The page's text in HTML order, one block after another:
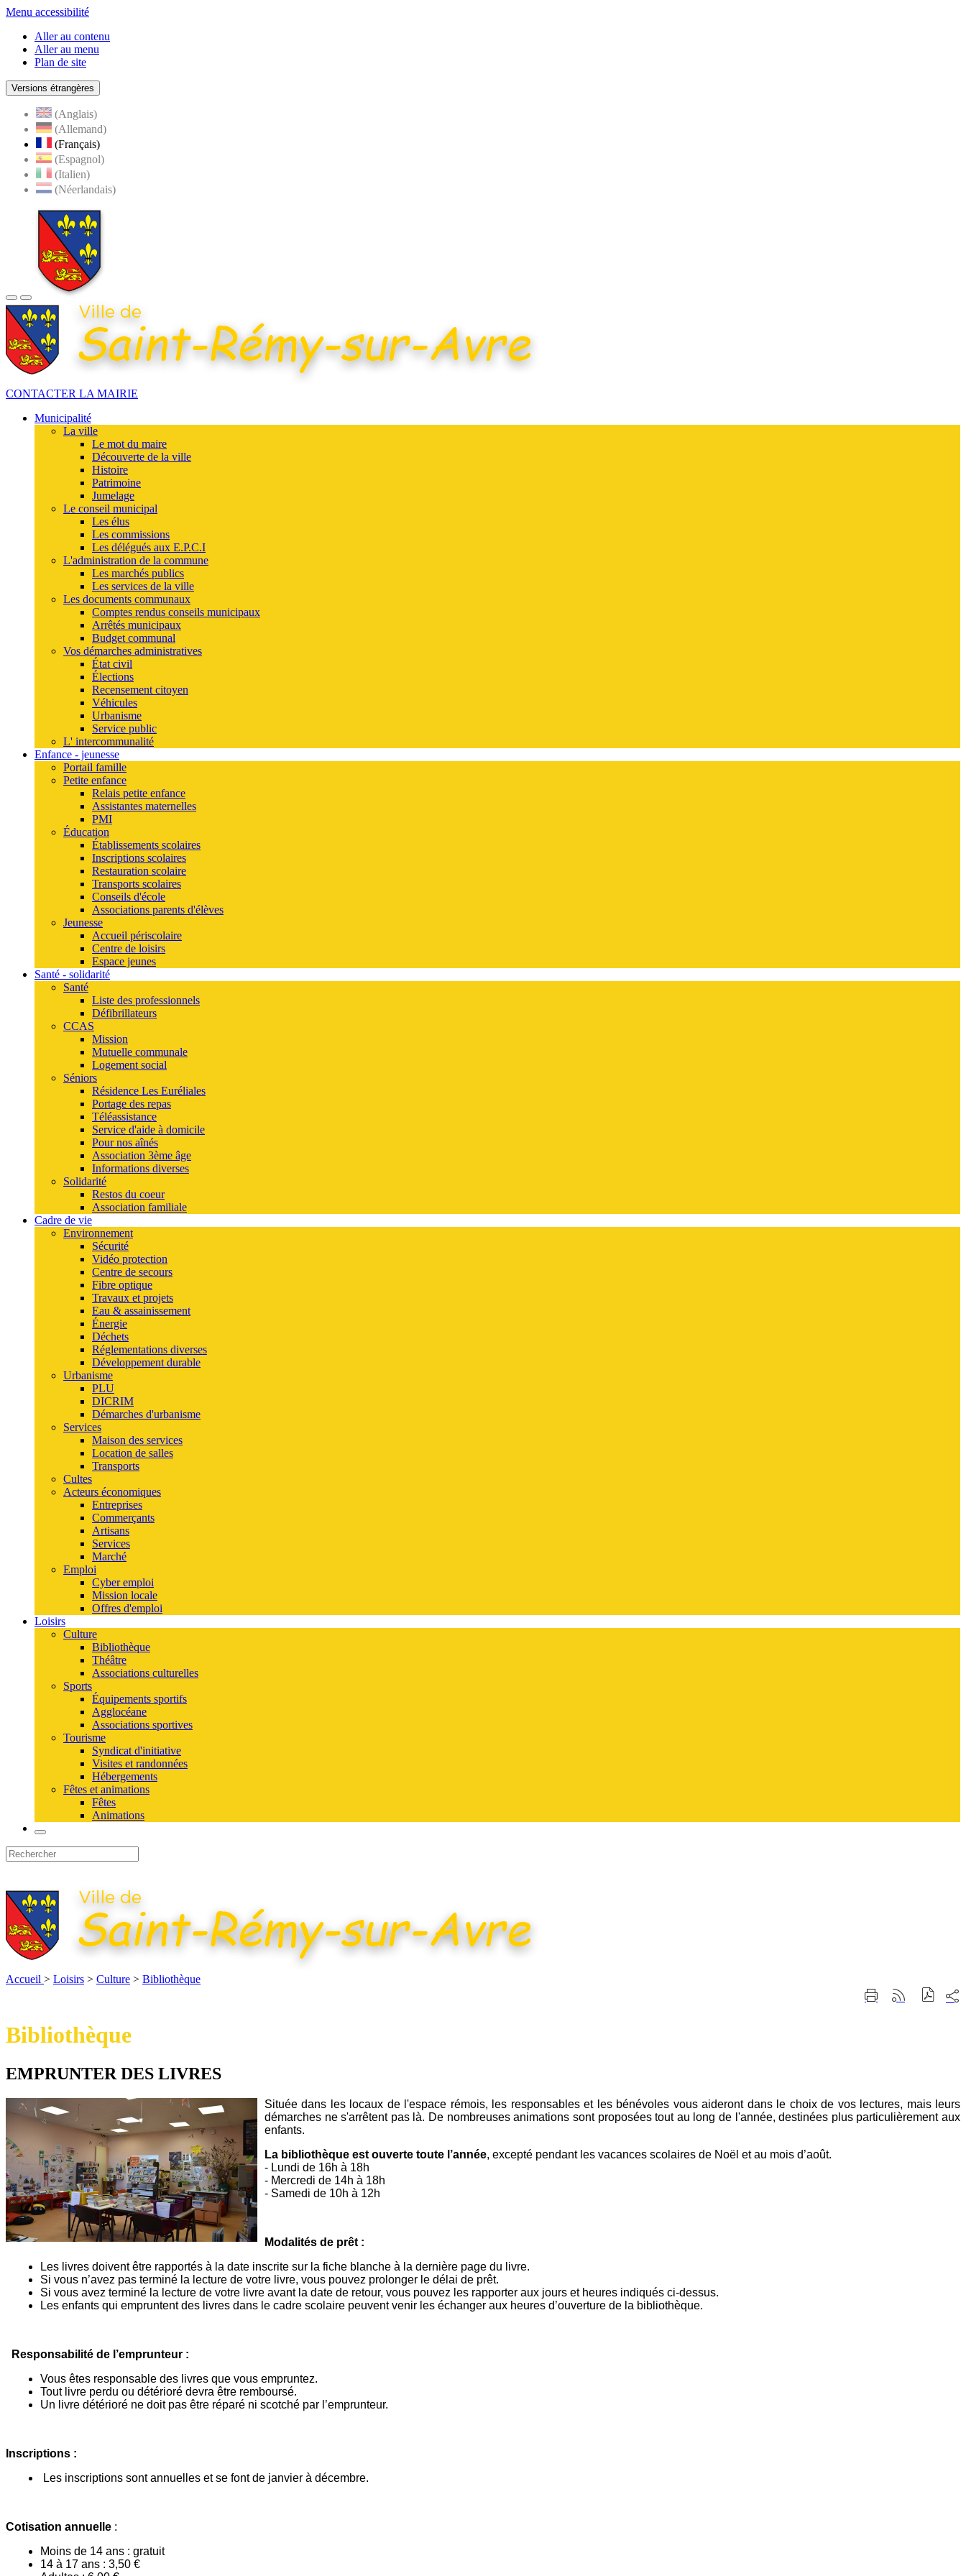
Menu accessibilité
Aller au contenu
Aller au menu
Plan de site
Versions étrangères
(Anglais)
(Allemand)
(Français)
(Espagnol)
(Italien)
(Néerlandais)
CONTACTER LA MAIRIE
Municipalité
La ville
Le mot du maire
Découverte de la ville
Histoire
Patrimoine
Jumelage
Le conseil municipal
Les élus
Les commissions
Les délégués aux E.P.C.I
L'administration de la commune
Les marchés publics
Les services de la ville
Les documents communaux
Comptes rendus conseils municipaux
Arrêtés municipaux
Budget communal
Vos démarches administratives
État civil
Élections
Recensement citoyen
Véhicules
Urbanisme
Service public
L' intercommunalité
Enfance - jeunesse
Portail famille
Petite enfance
Relais petite enfance
Assistantes maternelles
PMI
Éducation
Établissements scolaires
Inscriptions scolaires
Restauration scolaire
Transports scolaires
Conseils d'école
Associations parents d'élèves
Jeunesse
Accueil périscolaire
Centre de loisirs
Espace jeunes
Santé - solidarité
Santé
Liste des professionnels
Défibrillateurs
CCAS
Mission
Mutuelle communale
Logement social
Séniors
Résidence Les Euréliales
Portage des repas
Téléassistance
Service d'aide à domicile
Pour nos aînés
Association 3ème âge
Informations diverses
Solidarité
Restos du coeur
Association familiale
Cadre de vie
Environnement
Sécurité
Vidéo protection
Centre de secours
Fibre optique
Travaux et projets
Eau & assainissement
Énergie
Déchets
Réglementations diverses
Développement durable
Urbanisme
PLU
DICRIM
Démarches d'urbanisme
Services
Maison des services
Location de salles
Transports
Cultes
Acteurs économiques
Entreprises
Commerçants
Artisans
Services
Marché
Emploi
Cyber emploi
Mission locale
Offres d'emploi
Loisirs
Culture
Bibliothèque
Théâtre
Associations culturelles
Sports
Équipements sportifs
Agglocéane
Associations sportives
Tourisme
Syndicat d'initiative
Visites et randonnées
Hébergements
Fêtes et animations
Fêtes
Animations
Accueil > Loisirs > Culture > Bibliothèque
ImprimerGénérer
sur
Bibliothèque
EMPRUNTER DES LIVRES
Située dans les locaux de l'espace rémois, les responsables et les bénévoles vous aideront dans le choix de vos lectures, mais leurs
démarches ne s'arrêtent pas là. De nombreuses animations sont proposées tout au long de l'année, destinées plus particulièrement aux
enfants.
La bibliothèque est ouverte toute l’année, excepté pendant les vacances scolaires de Noël et au mois d’août.
- Lundi de 16h à 18h
- Mercredi de 14h à 18h
- Samedi de 10h à 12h
Modalités de prêt :
Les livres doivent être rapportés à la date inscrite sur la fiche blanche à la dernière page du livre.
Si vous n’avez pas terminé la lecture de votre livre, vous pouvez prolonger le délai de prêt.
Si vous avez terminé la lecture de votre livre avant la date de retour, vous pouvez les rapporter aux jours et heures indiqués ci-dessus.
Les enfants qui empruntent des livres dans le cadre scolaire peuvent venir les échanger aux heures d’ouverture de la bibliothèque.
Responsabilité de l’emprunteur :
Vous êtes responsable des livres que vous empruntez.
Tout livre perdu ou détérioré devra être remboursé.
Un livre détérioré ne doit pas être réparé ni scotché par l’emprunteur.
Inscriptions :
Les inscriptions sont annuelles et se font de janvier à décembre.
Cotisation annuelle :
Moins de 14 ans : gratuit
14 à 17 ans : 3,50 €